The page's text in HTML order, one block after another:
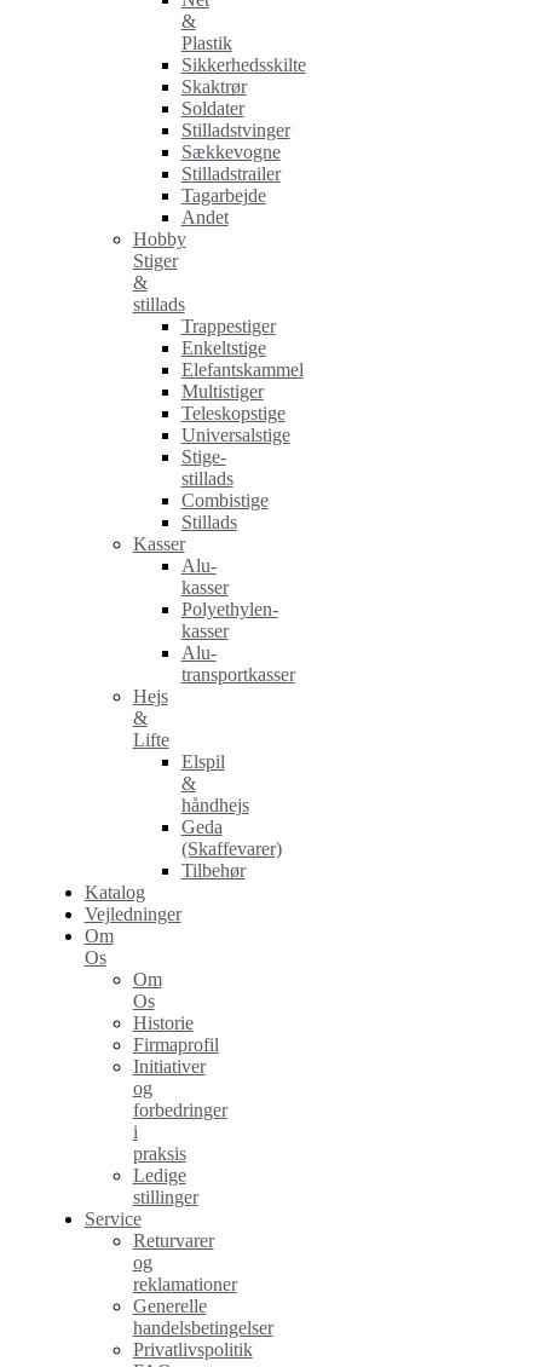
&
Plastik
Sikkerhedsskilte
Skaktrør
Soldater
Stilladstvinger
Sækkevogne
Stilladstrailer
Tagarbejde
Andet
Hobby
Stiger
&
stillads
Trappestiger
Enkeltstige
Elefantskammel
Multistiger
Teleskopstige
Universalstige
Stige-
stillads
Combistige
Stillads
Kasser
Alu-
kasser
Polyethylen-
kasser
Alu-
transportkasser
Hejs
&
Lifte
Elspil
&
håndhejs
Geda
(Skaffevarer)
Tilbehør
Katalog
Vejledninger
Om
Os
Om
Os
Historie
Firmaprofil
Initiativer
og
forbedringer
i
praksis
Ledige
stillinger
Service
Returvarer
og
reklamationer
Generelle
handelsbetingelser
Privatlivspolitik